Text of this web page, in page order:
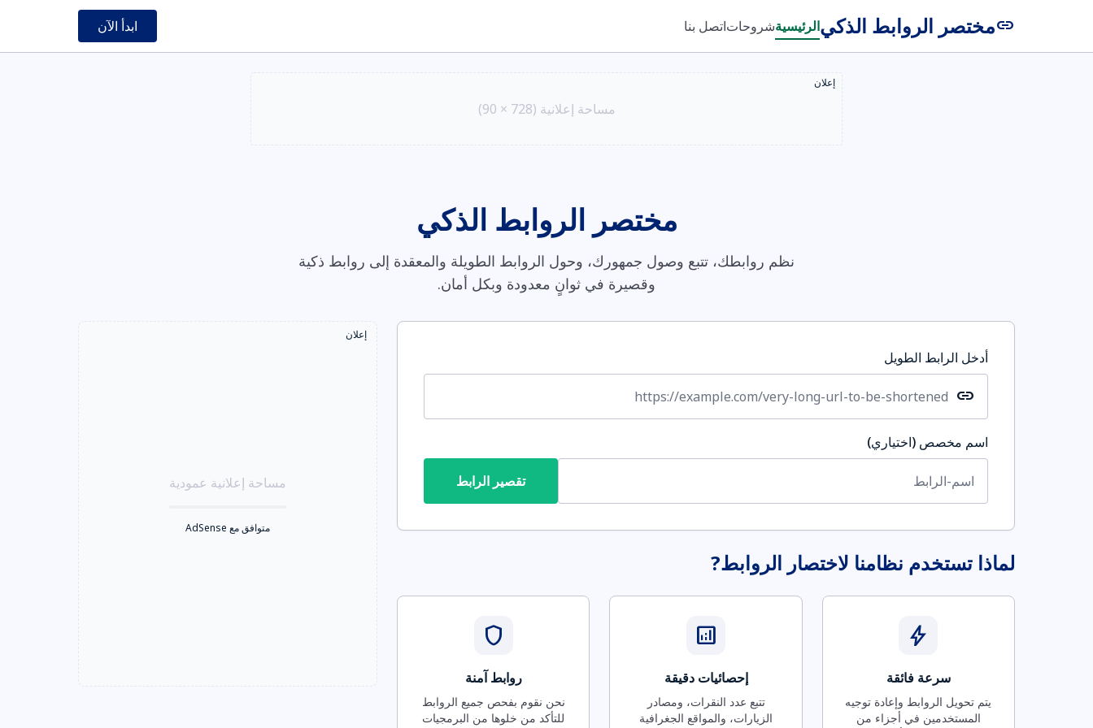
linkمختصر الروابط الذكيالرئيسيةشروحاتاتصل بنا ابدأ الآن
إعلان
مساحة إعلانية (728 × 90)
مختصر الروابط الذكي
نظم روابطك، تتبع وصول جمهورك، وحول الروابط الطويلة والمعقدة إلى روابط ذكية
وقصيرة في ثوانٍ معدودة وبكل أمان.
أدخل الرابط الطويل
link
اسم مخصص (اختياري)
تقصير الرابط
لماذا تستخدم نظامنا لاختصار الروابط?
bolt
سرعة فائقة
يتم تحويل الروابط وإعادة توجيه
المستخدمين في أجزاء من
analytics
إحصائيات دقيقة
تتبع عدد النقرات، ومصادر
الزيارات، والمواقع الجغرافية
shield
روابط آمنة
نحن نقوم بفحص جميع الروابط
للتأكد من خلوها من البرمجيات
إعلان
مساحة إعلانية عمودية
متوافق مع AdSense